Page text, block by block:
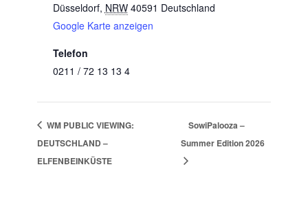
Düsseldorf, NRW 40591 Deutschland
Google Karte anzeigen
Telefon
0211 / 72 13 13 4
WM PUBLIC VIEWING:
DEUTSCHLAND –
ELFENBEINKÜSTE
SowiPalooza –
Summer Edition 2026